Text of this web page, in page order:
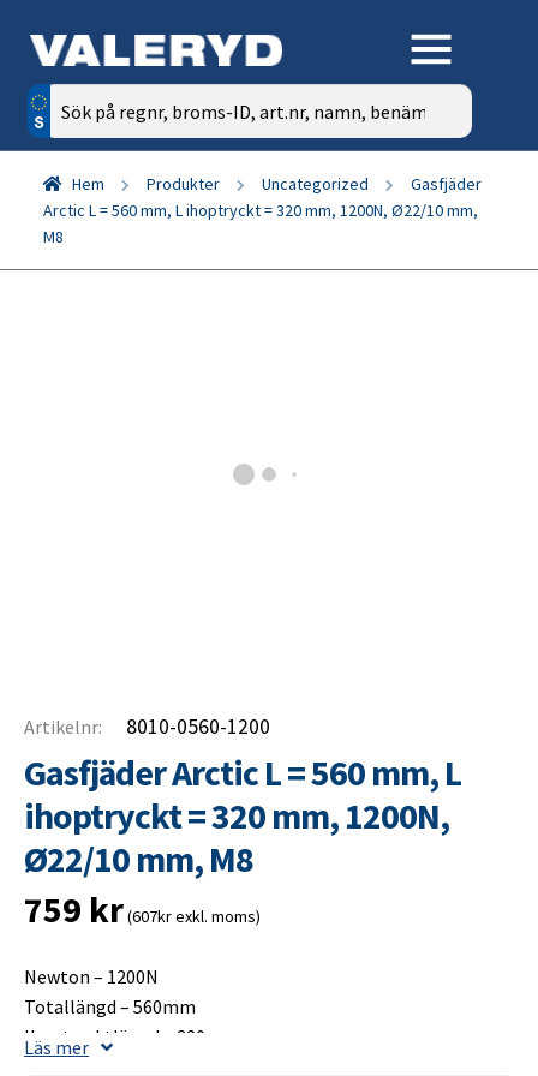
Sök
efter:
Hem Produkter Uncategorized
Gasfjäder
Arctic L = 560 mm, L ihoptryckt = 320 mm, 1200N, Ø22/10 mm,
M8
Artikelnr: 8010-0560-1200
Gasfjäder Arctic L = 560 mm, L
ihoptryckt = 320 mm, 1200N,
Ø22/10 mm, M8
759 kr(607kr exkl. moms)
Newton – 1200N
Totallängd – 560mm
Ihoptrycktlängd – 320mm
Läs mer